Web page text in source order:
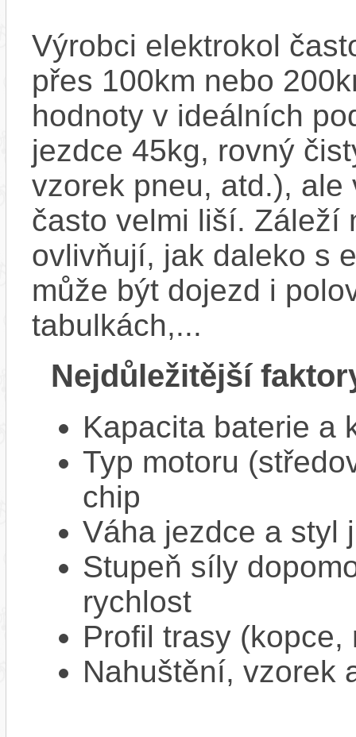
Výrobci elektrokol
přes 100km nebo
hodnoty v ideálních
jezdce 45kg, rovný
vzorek pneu, atd.),
často velmi liší. Záleží
ovlivňují, jak daleko s
může být dojezd i
tabulkách,...
Nejdůležitější
Kapacita baterie a
Typ motoru
chip
Váha jezdce a styl
Stupeň síly
rychlost
Profil trasy
Nahuštění, vzorek